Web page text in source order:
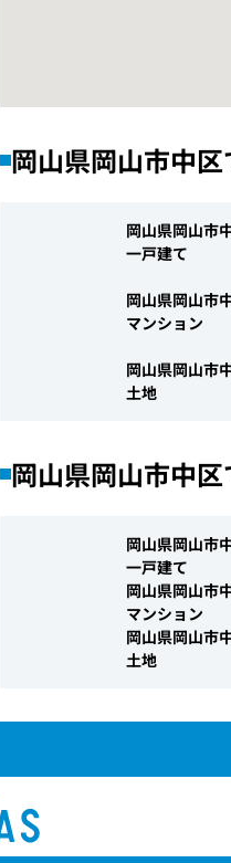
岡山県岡山市中
岡山県岡山市
一戸建て
岡山県岡山市
マンション
岡山県岡山市
土地
岡山県岡山市中
岡山県岡山市
一戸建て
岡山県岡山市
マンション
岡山県岡山市
土地